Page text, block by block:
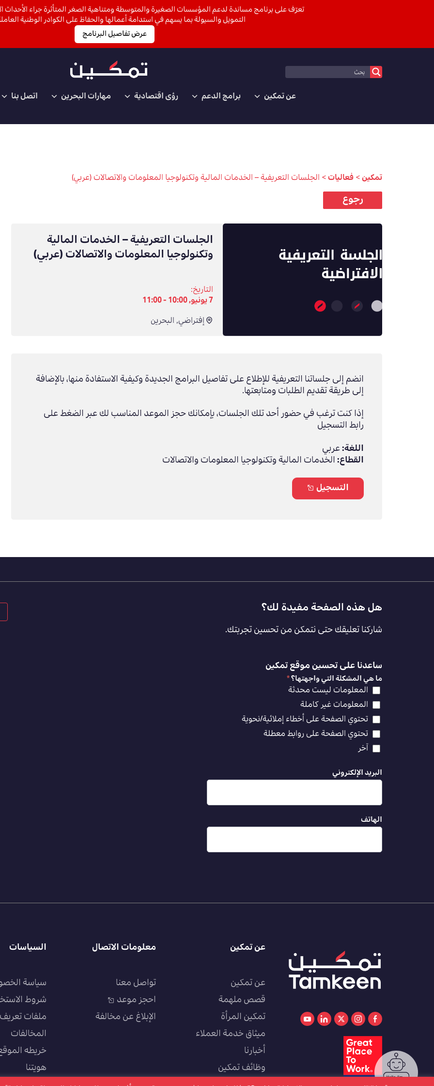
عن تمكين برامج الدعم رؤى اقتصادية مهارات البحرين اتصل بنا
تمكين>فعاليات>الجلسات التعريفية – الخدمات المالية وتكنولوجيا المعلومات والاتصالات (عربي)
رجوع
الجلسات التعريفية – الخدمات المالية
وتكنولوجيا المعلومات والاتصالات (عربي)
التاريخ:
7 يونيو, 10:00 - 11:00
إفتراضي,البحرين
انضم إلى جلساتنا التعريفية للإطلاع على تفاصيل البرامج الجديدة وكيفية الاستفادة منها، بالإضافة
إلى طريقة تقديم الطلبات ومتابعتها.
إذا كنت ترغب في حضور أحد تلك الجلسات، بإمكانك حجز الموعد المناسب لك عبر الضغط على
رابط التسجيل
اللغة:عربي
القطاع:الخدمات المالية وتكنولوجيا المعلومات والاتصالات
التسجيل
Footer
Feedback
[AR]
هل هذه الصفحة مفيدة لك؟
شاركنا تعليقك حتى نتمكن من تحسين تجربتك.
ساعدنا على تحسين موقع تمكين
ما هي المشكلة التي واجهتها؟*
المعلومات ليست محدثة
المعلومات غير كاملة
تحتوي الصفحة على أخطاء إملائية/نحوية
تحتوي الصفحة على روابط معطلة
آخر
البريد الإلكتروني
الهاتف
عن تمكين
عن تمكين
قصص ملهمة
تمكين المرأة
ميثاق خدمة العملاء
أخبارنا
وظائف تمكين
معلومات الاتصال
تواصل معنا
احجز موعد
الإبلاغ عن مخالفة
السياسات
سياسة
شروط
ملفات تعريف
المخالفات
خريطه
هويتنا
تعرّف على برنامج مساندة لدعم المؤسسات الصغيرة والمتوسطة ومتناهية الصغر المتأثرة جراء الأحداث
التمويل والسيولة بما يسهم في استدامة أعمالها والحفاظ على الكوادر الوطنية
عرض تفاصيل البرنامج